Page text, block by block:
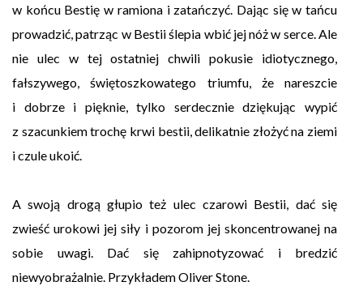
w końcu Bestię w ramiona i zatańczyć. Dając się w tańcu
prowadzić, patrząc w Bestii ślepia wbić jej nóż w serce. Ale
nie ulec w tej ostatniej chwili pokusie idiotycznego,
fałszywego, świętoszkowatego triumfu, że nareszcie
i dobrze i pięknie, tylko serdecznie dziękując wypić
z szacunkiem trochę krwi bestii, delikatnie złożyć na ziemi
i czule ukoić.
A swoją drogą głupio też ulec czarowi Bestii, dać się
zwieść urokowi jej siły i pozorom jej skoncentrowanej na
sobie uwagi. Dać się zahipnotyzować i bredzić
niewyobrażalnie. Przykładem Oliver Stone.